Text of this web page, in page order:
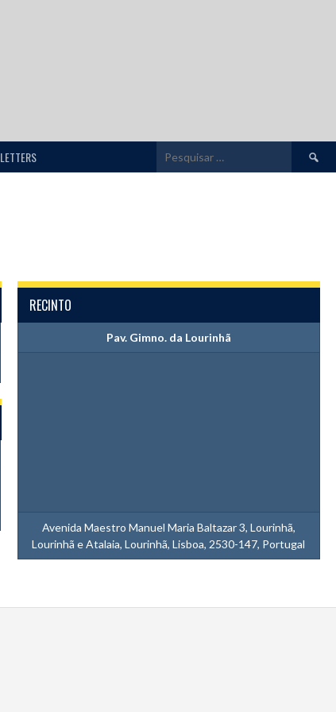
por:
RECINTO
Pav. Gimno. da Lourinhã
Avenida Maestro Manuel Maria Baltazar 3, Lourinhã,
Lourinhã e Atalaia, Lourinhã, Lisboa, 2530-147, Portugal